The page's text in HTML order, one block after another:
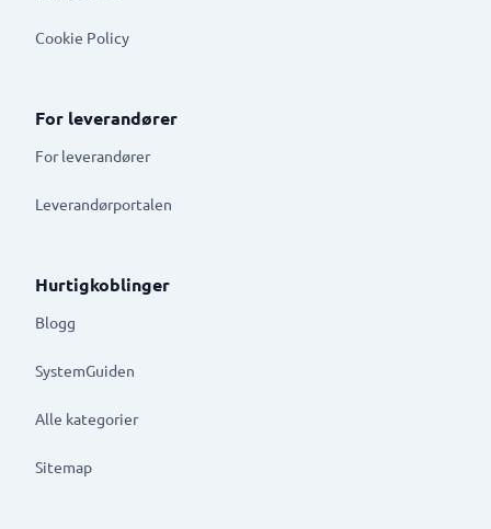
Cookie Policy
For leverandører
For leverandører
Leverandørportalen
Hurtigkoblinger
Blogg
SystemGuiden
Alle kategorier
Sitemap